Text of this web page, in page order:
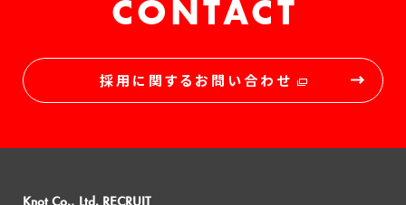
CONTACT
採用に関するお問い合わせ
Knot Co., Ltd. RECRUIT